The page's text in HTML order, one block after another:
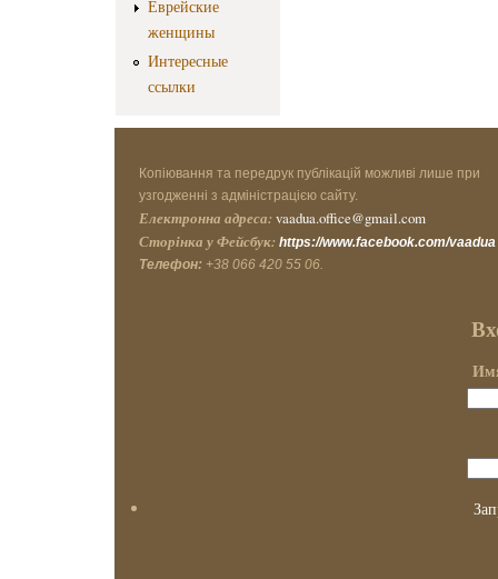
Еврейские
женщины
Интересные
ссылки
Копіювання та передрук публікацій можливі лише при
узгодженні з адміністрацією сайту.
Електронна адреса: vaadua.office@gmail.com
Сторінка у Фейсбук: https://www.facebook.com/vaadua
Телефон: +38 066 420 55 06.